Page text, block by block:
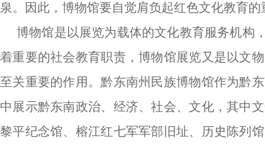
泉。因此，博物馆要自觉肩负起红色文化教育
博物馆是以展览为载体的文化教育服务机构
着重要的社会教育职责，博物馆展览又是以文
至关重要的作用。黔东南州民族博物馆作为黔
中展示黔东南政治、经济、社会、文化，其中
黎平纪念馆、榕江红七军军部旧址、历史陈列